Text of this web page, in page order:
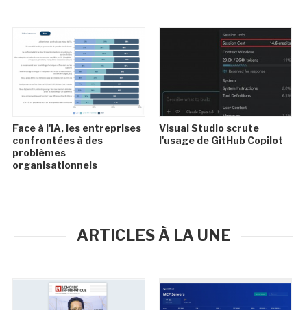
Face à l'IA, les entreprises
confrontées à des
problèmes
organisationnels
Visual Studio scrute
l'usage de GitHub Copilot
ARTICLES À LA UNE